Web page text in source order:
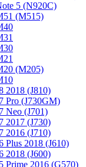
5 (N920C)
(M515)
(M205)
2018 (J810)
Pro (J730GM)
Neo (J701)
2017 (J730)
2016 (J710)
Plus 2018 (J610)
2018 (J600)
Prime 2016 (G570)